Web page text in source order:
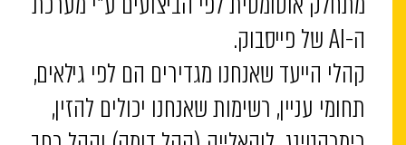
ה-AI של פייסבוק.
קהלי הייעד שאנחנו מגדירים הם לפי גילאים,
תחומי עניין, רשימות שאנחנו יכולים להזין,